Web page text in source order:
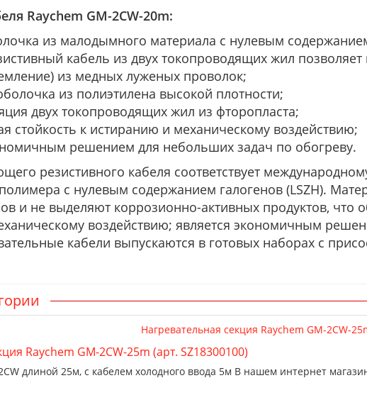
Raychem GM-2CW-20m:
из малодымного материала с нулевым содержанием
кабель из двух токопроводящих жил
из медных луженых проволок;
из полиэтилена высокой плотности;
двух токопроводящих жил из фторопласта;
стойкость к истиранию и механическому воздействию;
решением для небольших задач по обогреву.
резистивного кабеля соответствует
с нулевым содержанием галогенов (LSZH).
и не выделяют коррозионно-активных продуктов, что
воздействию; является экономичным
кабели выпускаются в готовых наборах с
Raychem GM-2CW-25m (арт. SZ18300100)
длиной 25м, с кабелем холодного ввода 5м В нашем интернет